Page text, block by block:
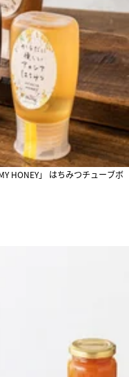
HONEY」 はちみつチューブボ